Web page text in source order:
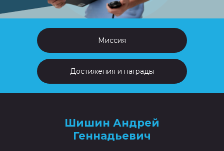
Достижения и награды
Миссия
Шишин Андрей
Геннадьевич